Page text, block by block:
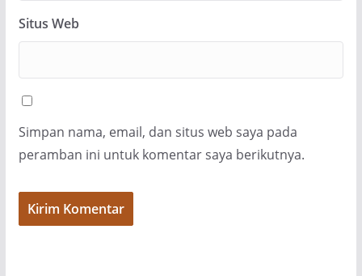
Situs Web
Simpan nama, email, dan situs web saya pada
peramban ini untuk komentar saya berikutnya.